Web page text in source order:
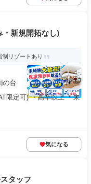
・新規開拓なし)
リゾートあり
の台
限定可) ・高卒以上 ＊未
気になる
タッフ